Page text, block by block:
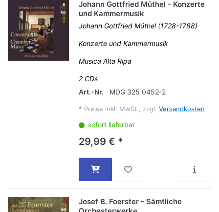
Johann Gottfried Müthel - Konzerte
und Kammermusik
Johann Gottfried Müthel (1728-1788)
Konzerte und Kammermusik
Musica Alta Ripa
2 CDs
Art.-Nr.
MDG 325 0452-2
* Preise inkl. MwSt., zzgl. Versandkosten
sofort lieferbar
29,99 € *
Josef B. Foerster - Sämtliche